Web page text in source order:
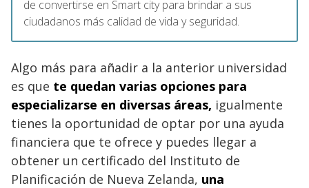
de convertirse en Smart city para brindar a sus
ciudadanos más calidad de vida y seguridad.
Algo más para añadir a la anterior universidad
es que te quedan varias opciones para
especializarse en diversas áreas, igualmente
tienes la oportunidad de optar por una ayuda
financiera que te ofrece y puedes llegar a
obtener un certificado del Instituto de
Planificación de Nueva Zelanda, una